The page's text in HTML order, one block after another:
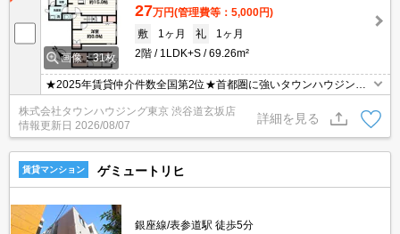
画像：31枚
27万円(管理費等：5,000円)
敷
1ヶ月 礼
1ヶ月
2階
1LDK+S 69.26m²
★2025年賃貸仲介件数全国第2位★首都圏に強いタウンハウジング
がご案内させていただきます！お気軽に物件名だけでもお申し付け
くださいませ！
株式会社タウンハウジング東京 渋谷道玄坂店
情報更新日 2026/08/07
詳細を見る
賃貸マンション ゲミュートリヒ
銀座線/表参道駅 徒歩5分